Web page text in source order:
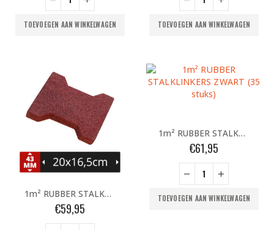
TOEVOEGEN AAN WINKELWAGEN TOEVOEGEN AAN WINKELWAGEN
1m² RUBBER STALKLINKERS ROOD (35 stuks)
€59,95
1m² RUBBER STALKLINKERS ZWART (35 stuks)
€61,95
TOEVOEGEN AAN WINKELWAGEN